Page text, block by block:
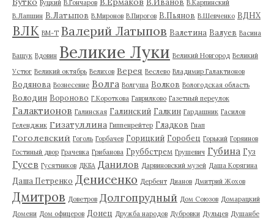
Буцкий В.Гончаров
В.Карпинский
В.Лапшин В.Латыпов В.Миронов В.Пирогов В.Пьянов В.Шевченко ВДНХ
ВЛК ВМ-Т Валерий Латыпов Валетина Валуев Васина
Ващук Вдовин Великие Луки Великий Новгород Великий
Устюг Великий октябрь Велихов Верея Веслево Владимир Галактионов
Водянова Вознесение Волга Волгуша Волков Вологодская область
Володин Вороново Г.Короткова Гаврилково Газетный переулок
Галактионов Галинская Галинский Галкин Гардашник Гасилов
Геленджик Гизатуллина Гиппенрейтер Гладков Гнап
Гоголевский Гоголь Горбачев Горицкий Горобец Горький Горяинов
Гостиный двор Грачевка Грибанова Груббстрем Грушевич Губина Гуз
Гусев Гусятников ДКБА Данилов Дарвиновский музей Даша Корягина
Даша Петренко Денисенко Дербент Дианов Дмитрий Жохов
Дмитров Доветров Долгопрудный Дом Союзов Домарацкий
Домени Дом офицеров Донец Дружба народов Дубровки Дульцев Душанбе